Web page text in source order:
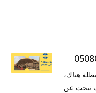
هناك،
تبحث عن